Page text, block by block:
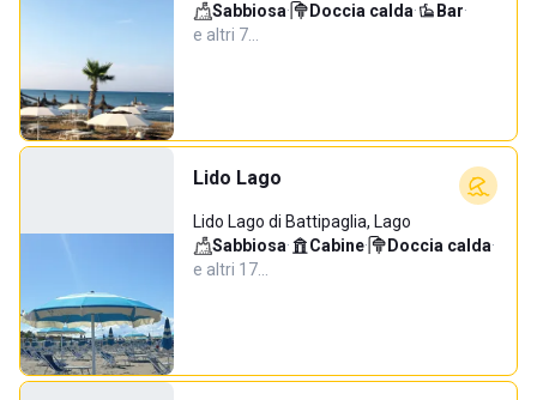
Sabbiosa· Doccia calda· Bar·
e altri 7…
Lido Lago
Lido Lago di Battipaglia, Lago
Sabbiosa· Cabine· Doccia calda·
e altri 17…